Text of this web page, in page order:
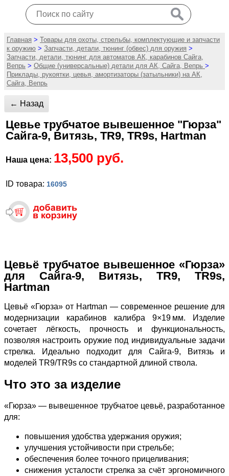
Главная > Товары для охоты, стрельбы, комплектующие и запчасти
к оружию > Запчасти, детали, тюнинг (обвес) для оружия >
Запчасти, детали, тюнинг для автоматов АК, карабинов Сайга,
Вепрь > Общие (универсальные) детали для АК, Сайга, Вепрь >
Приклады, рукоятки, цевья, амортизаторы (затыльники) на АК,
Сайга, Вепрь
← Назад
Цевье трубчатое вывешенное "Гюрза"
Сайга-9, Витязь, TR9, TR9s, Hartman
Наша цена: 13,500 руб.
ID товара: 16095
Цевьё трубчатое вывешенное «Гюрза»
для Сайга‑9, Витязь, TR9, TR9s,
Hartman
Цевьё «Гюрза» от Hartman — современное решение для
модернизации карабинов калибра 9×19 мм. Изделие
сочетает лёгкость, прочность и функциональность,
позволяя настроить оружие под индивидуальные задачи
стрелка. Идеально подходит для Сайга‑9, Витязь и
моделей TR9/TR9s со стандартной длиной ствола.
Что это за изделие
«Гюрза» — вывешенное трубчатое цевьё, разработанное
для:
повышения удобства удержания оружия;
улучшения устойчивости при стрельбе;
обеспечения более точного прицеливания;
снижения усталости стрелка за счёт эргономичного